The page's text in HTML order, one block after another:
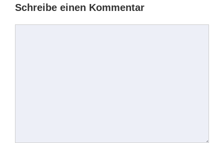
Schreibe einen Kommentar